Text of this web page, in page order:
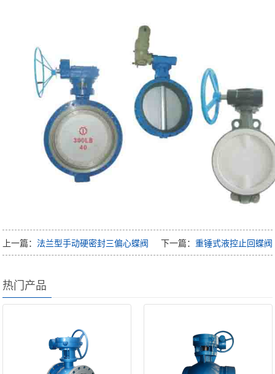
上一篇： 法兰型手动硬密封三偏心蝶阀 下一篇： 重锤式液控止回蝶阀
热门产品